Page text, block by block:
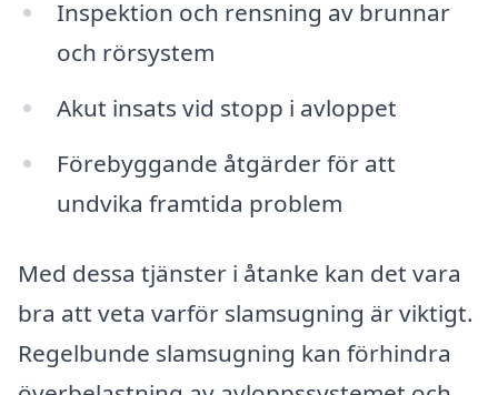
Inspektion och rensning av brunnar
och rörsystem
Akut insats vid stopp i avloppet
Förebyggande åtgärder för att
undvika framtida problem
Med dessa tjänster i åtanke kan det vara
bra att veta varför slamsugning är viktigt.
Regelbunde slamsugning kan förhindra